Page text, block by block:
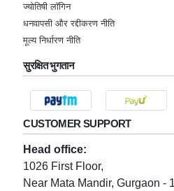
M ★★★★★
N ★★★★★
Tuesday, 06
P ★★★★★
Saturday, 03
ज्योतिषी लॉगिन
धनवापसी और रद्दीकरण नीति
मूल्य निर्धारण नीति
सुरक्षित भुगतान
CUSTOMER SUPPORT
Head office:
1026 First Floor,
Near Mata Mandir, Gurgaon -